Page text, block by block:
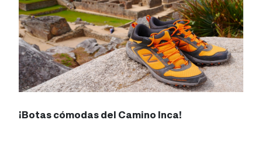
¡Botas cómodas del Camino Inca!